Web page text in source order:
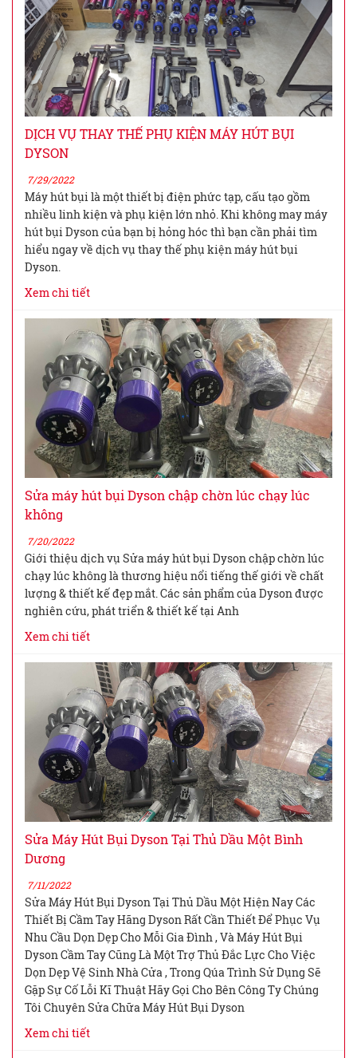
DỊCH VỤ THAY THẾ PHỤ KIỆN MÁY HÚT BỤI
DYSON
7/29/2022
Máy hút bụi là một thiết bị điện phức tạp, cấu tạo gồm
nhiều linh kiện và phụ kiện lớn nhỏ. Khi không may máy
hút bụi Dyson của bạn bị hỏng hóc thì bạn cần phải tìm
hiểu ngay về dịch vụ thay thế phụ kiện máy hút bụi
Dyson.
Xem chi tiết
Sửa máy hút bụi Dyson chập chờn lúc chạy lúc
không
7/20/2022
Giới thiệu dịch vụ Sửa máy hút bụi Dyson chập chờn lúc
chạy lúc không là thương hiệu nổi tiếng thế giới về chất
lượng & thiết kế đẹp mắt. Các sản phẩm của Dyson được
nghiên cứu, phát triển & thiết kế tại Anh
Xem chi tiết
Sửa Máy Hút Bụi Dyson Tại Thủ Dầu Một Bình
Dương
7/11/2022
Sửa Máy Hút Bụi Dyson Tại Thủ Dầu Một Hiện Nay Các
Thiết Bị Cầm Tay Hãng Dyson Rất Cần Thiết Để Phục Vụ
Nhu Cầu Dọn Dẹp Cho Mỗi Gia Đình , Và Máy Hút Bụi
Dyson Cầm Tay Cũng Là Một Trợ Thủ Đắc Lực Cho Việc
Dọn Dẹp Vệ Sinh Nhà Cửa , Trong Qúa Trình Sử Dụng Sẽ
Gặp Sự Cố Lỗi Kĩ Thuật Hãy Gọi Cho Bên Công Ty Chúng
Tôi Chuyên Sửa Chữa Máy Hút Bụi Dyson
Xem chi tiết